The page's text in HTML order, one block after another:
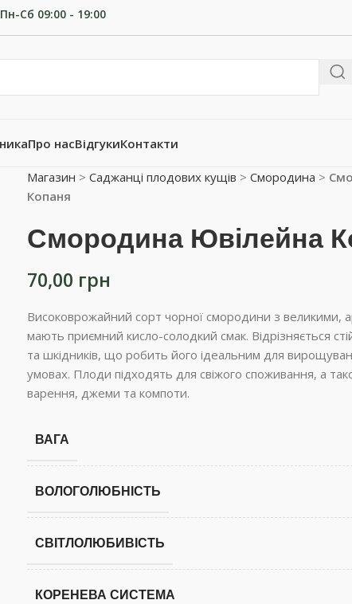
Пн-Сб 09:00 - 19:00
Про насВідгукиКонтакти
Магазин > Саджанці плодових кущів > Смородина >
Копаня
Смородина Ювілейна
70,00 грн
Високоврожайний сорт чорної смородини з великими,
мають приємний кисло-солодкий смак. Відрізняється
та шкідників, що робить його ідеальним для
умовах. Плоди підходять для свіжого споживання, а
варення, джеми та компоти.
ВАГА
ВОЛОГОЛЮБНІСТЬ
СВІТЛОЛЮБИВІСТЬ
КОРЕНЕВА СИСТЕМА